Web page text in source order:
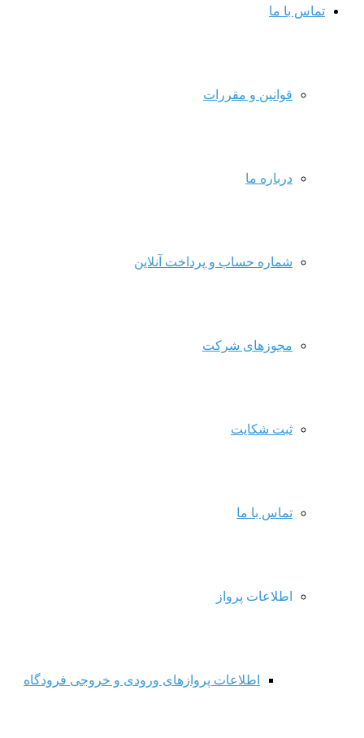
تماس با ما
قوانین و مقررات
درباره ما
شماره حساب و پرداخت آنلاین
مجوزهای شرکت
ثبت شکایت
تماس با ما
اطلاعات پرواز
اطلاعات پروازهای ورودی و خروجی فرودگاه